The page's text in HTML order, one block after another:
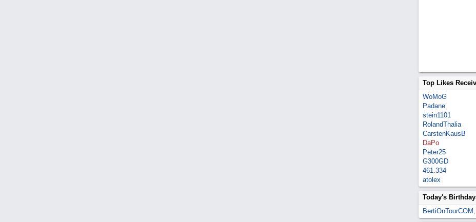
Top Likes
WoMoG
Padane
stein1101
RolandThalia
CarstenKausB
DaPo
Peter25
G300GD
461.334
atolex
Today's
BertiOnTourCOM